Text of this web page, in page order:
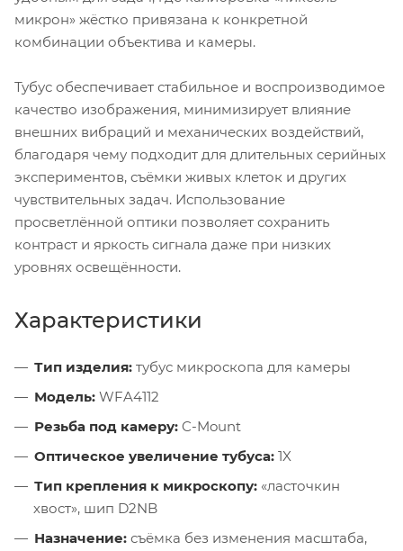
микрон» жёстко привязана к конкретной
комбинации объектива и камеры.
Тубус обеспечивает стабильное и воспроизводимое
качество изображения, минимизирует влияние
внешних вибраций и механических воздействий,
благодаря чему подходит для длительных серийных
экспериментов, съёмки живых клеток и других
чувствительных задач. Использование
просветлённой оптики позволяет сохранить
контраст и яркость сигнала даже при низких
уровнях освещённости.
Характеристики
Тип изделия: тубус микроскопа для камеры
Модель: WFA4112
Резьба под камеру: C-Mount
Оптическое увеличение тубуса: 1X
Тип крепления к микроскопу: «ласточкин
хвост», шип D2NB
Назначение: съёмка без изменения масштаба,